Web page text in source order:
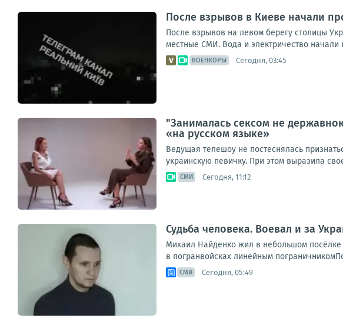
После взрывов в Киеве начали
После взрывов на левом берегу столицы
местные СМИ. Вода и электричество
ВОЕНКОРЫ Сегодня, 03:45
"Занималась сексом не
«на русском языке»
Ведущая телешоу не постеснялась
украинскую певичку. При этом выразила
СМИ Сегодня, 11:12
Судьба человека. Воевал и за
Михаил Найденко жил в небольшом посёлке
в погранвойсках линейным
СМИ Сегодня, 05:49